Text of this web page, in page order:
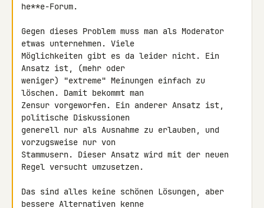
he**e-Forum.
Gegen dieses Problem muss man als Moderator
etwas unternehmen. Viele
Möglichkeiten gibt es da leider nicht. Ein
Ansatz ist, (mehr oder
weniger) "extreme" Meinungen einfach zu
löschen. Damit bekommt man
Zensur vorgeworfen. Ein anderer Ansatz ist,
politische Diskussionen
generell nur als Ausnahme zu erlauben, und
vorzugsweise nur von
Stammusern. Dieser Ansatz wird mit der neuen
Regel versucht umzusetzen.
Das sind alles keine schönen Lösungen, aber
bessere Alternativen kenne